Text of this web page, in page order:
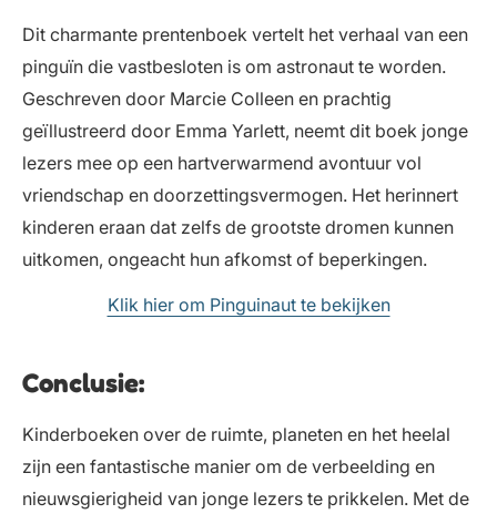
Dit charmante prentenboek vertelt het verhaal van een
pinguïn die vastbesloten is om astronaut te worden.
Geschreven door Marcie Colleen en prachtig
geïllustreerd door Emma Yarlett, neemt dit boek jonge
lezers mee op een hartverwarmend avontuur vol
vriendschap en doorzettingsvermogen. Het herinnert
kinderen eraan dat zelfs de grootste dromen kunnen
uitkomen, ongeacht hun afkomst of beperkingen.
Klik hier om Pinguinaut te bekijken
Conclusie:
Kinderboeken over de ruimte, planeten en het heelal
zijn een fantastische manier om de verbeelding en
nieuwsgierigheid van jonge lezers te prikkelen. Met de